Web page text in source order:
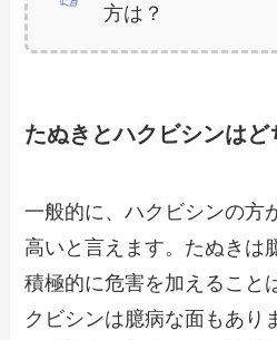
方は？
たぬきとハクビシンはど
一般的に、ハクビシンの方
高いと言えます。たぬきは
積極的に危害を加えること
クビシンは臆病な面もあり